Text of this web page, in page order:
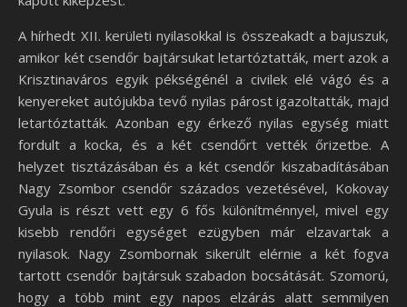
A hírhedt XII. kerületi nyilasokkal is összeakadt a bajuszuk,
amikor két csendőr bajtársukat letartóztatták, mert azok a
Krisztinaváros egyik pékségénél a civilek elé vágó és a
kenyereket autójukba tevő nyilas párost igazoltatták, majd
letartóztatták. Azonban egy érkező nyilas egység miatt
fordult a kocka, és a két csendőrt vették őrizetbe. A
helyzet tisztázásában és a két csendőr kiszabadításában
Nagy Zsombor csendőr százados vezetésével, Kokovay
Gyula is részt vett egy 6 fős különítménnyel, mivel egy
kisebb rendőri egységet ezügyben már elzavartak a
nyilasok. Nagy Zsombornak sikerült elérnie a két fogva
tartott csendőr bajtársuk szabadon bocsátását. Szomorú,
hogy a több mint egy napos elzárás alatt semmilyen